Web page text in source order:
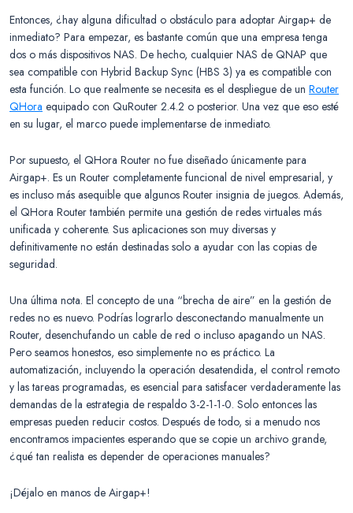
Entonces, ¿hay alguna dificultad o obstáculo para adoptar Airgap+ de
inmediato? Para empezar, es bastante común que una empresa tenga
dos o más dispositivos NAS. De hecho, cualquier NAS de QNAP que
sea compatible con Hybrid Backup Sync (HBS 3) ya es compatible con
esta función. Lo que realmente se necesita es el despliegue de un Router
QHora equipado con QuRouter 2.4.2 o posterior. Una vez que eso esté
en su lugar, el marco puede implementarse de inmediato.
Por supuesto, el QHora Router no fue diseñado únicamente para
Airgap+. Es un Router completamente funcional de nivel empresarial, y
es incluso más asequible que algunos Router insignia de juegos. Además,
el QHora Router también permite una gestión de redes virtuales más
unificada y coherente. Sus aplicaciones son muy diversas y
definitivamente no están destinadas solo a ayudar con las copias de
seguridad.
Una última nota. El concepto de una “brecha de aire” en la gestión de
redes no es nuevo. Podrías lograrlo desconectando manualmente un
Router, desenchufando un cable de red o incluso apagando un NAS.
Pero seamos honestos, eso simplemente no es práctico. La
automatización, incluyendo la operación desatendida, el control remoto
y las tareas programadas, es esencial para satisfacer verdaderamente las
demandas de la estrategia de respaldo 3-2-1-1-0. Solo entonces las
empresas pueden reducir costos. Después de todo, si a menudo nos
encontramos impacientes esperando que se copie un archivo grande,
¿qué tan realista es depender de operaciones manuales?
¡Déjalo en manos de Airgap+!